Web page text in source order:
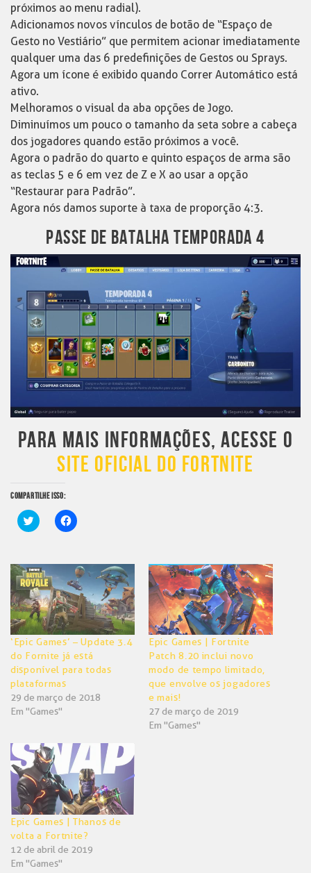
próximos ao menu radial).
Adicionamos novos vínculos de botão de “Espaço de
Gesto no Vestiário” que permitem acionar imediatamente
qualquer uma das 6 predefinições de Gestos ou Sprays.
Agora um ícone é exibido quando Correr Automático está
ativo.
Melhoramos o visual da aba opções de Jogo.
Diminuímos um pouco o tamanho da seta sobre a cabeça
dos jogadores quando estão próximos a você.
Agora o padrão do quarto e quinto espaços de arma são
as teclas 5 e 6 em vez de Z e X ao usar a opção
“Restaurar para Padrão”.
Agora nós damos suporte à taxa de proporção 4:3.
PASSE DE BATALHA TEMPORADA 4
PARA MAIS INFORMAÇÕES, ACESSE O
SITE OFICIAL DO FORTNITE
COMPARTILHE ISSO:
Clique
para
em
nova
janela)
Clique
para
em
nova
janela)
‘Epic Games’ – Update 3.4
do Fornite já está
disponível para todas
plataformas
29 de março de 2018
Em "Games"
Epic Games | Fortnite
Patch 8.20 inclui novo
modo de tempo limitado,
que envolve os jogadores
e mais!
27 de março de 2019
Em "Games"
Epic Games | Thanos de
volta a Fortnite?
12 de abril de 2019
Em "Games"